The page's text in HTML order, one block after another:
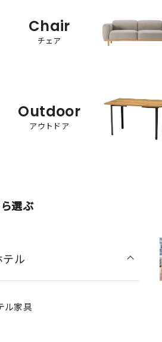
Chair
チェア
Outdoor
アウトドア
選ぶ
テル
ル家具